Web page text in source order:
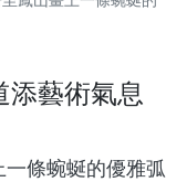
添藝術氣息
條蜿蜒的優雅弧